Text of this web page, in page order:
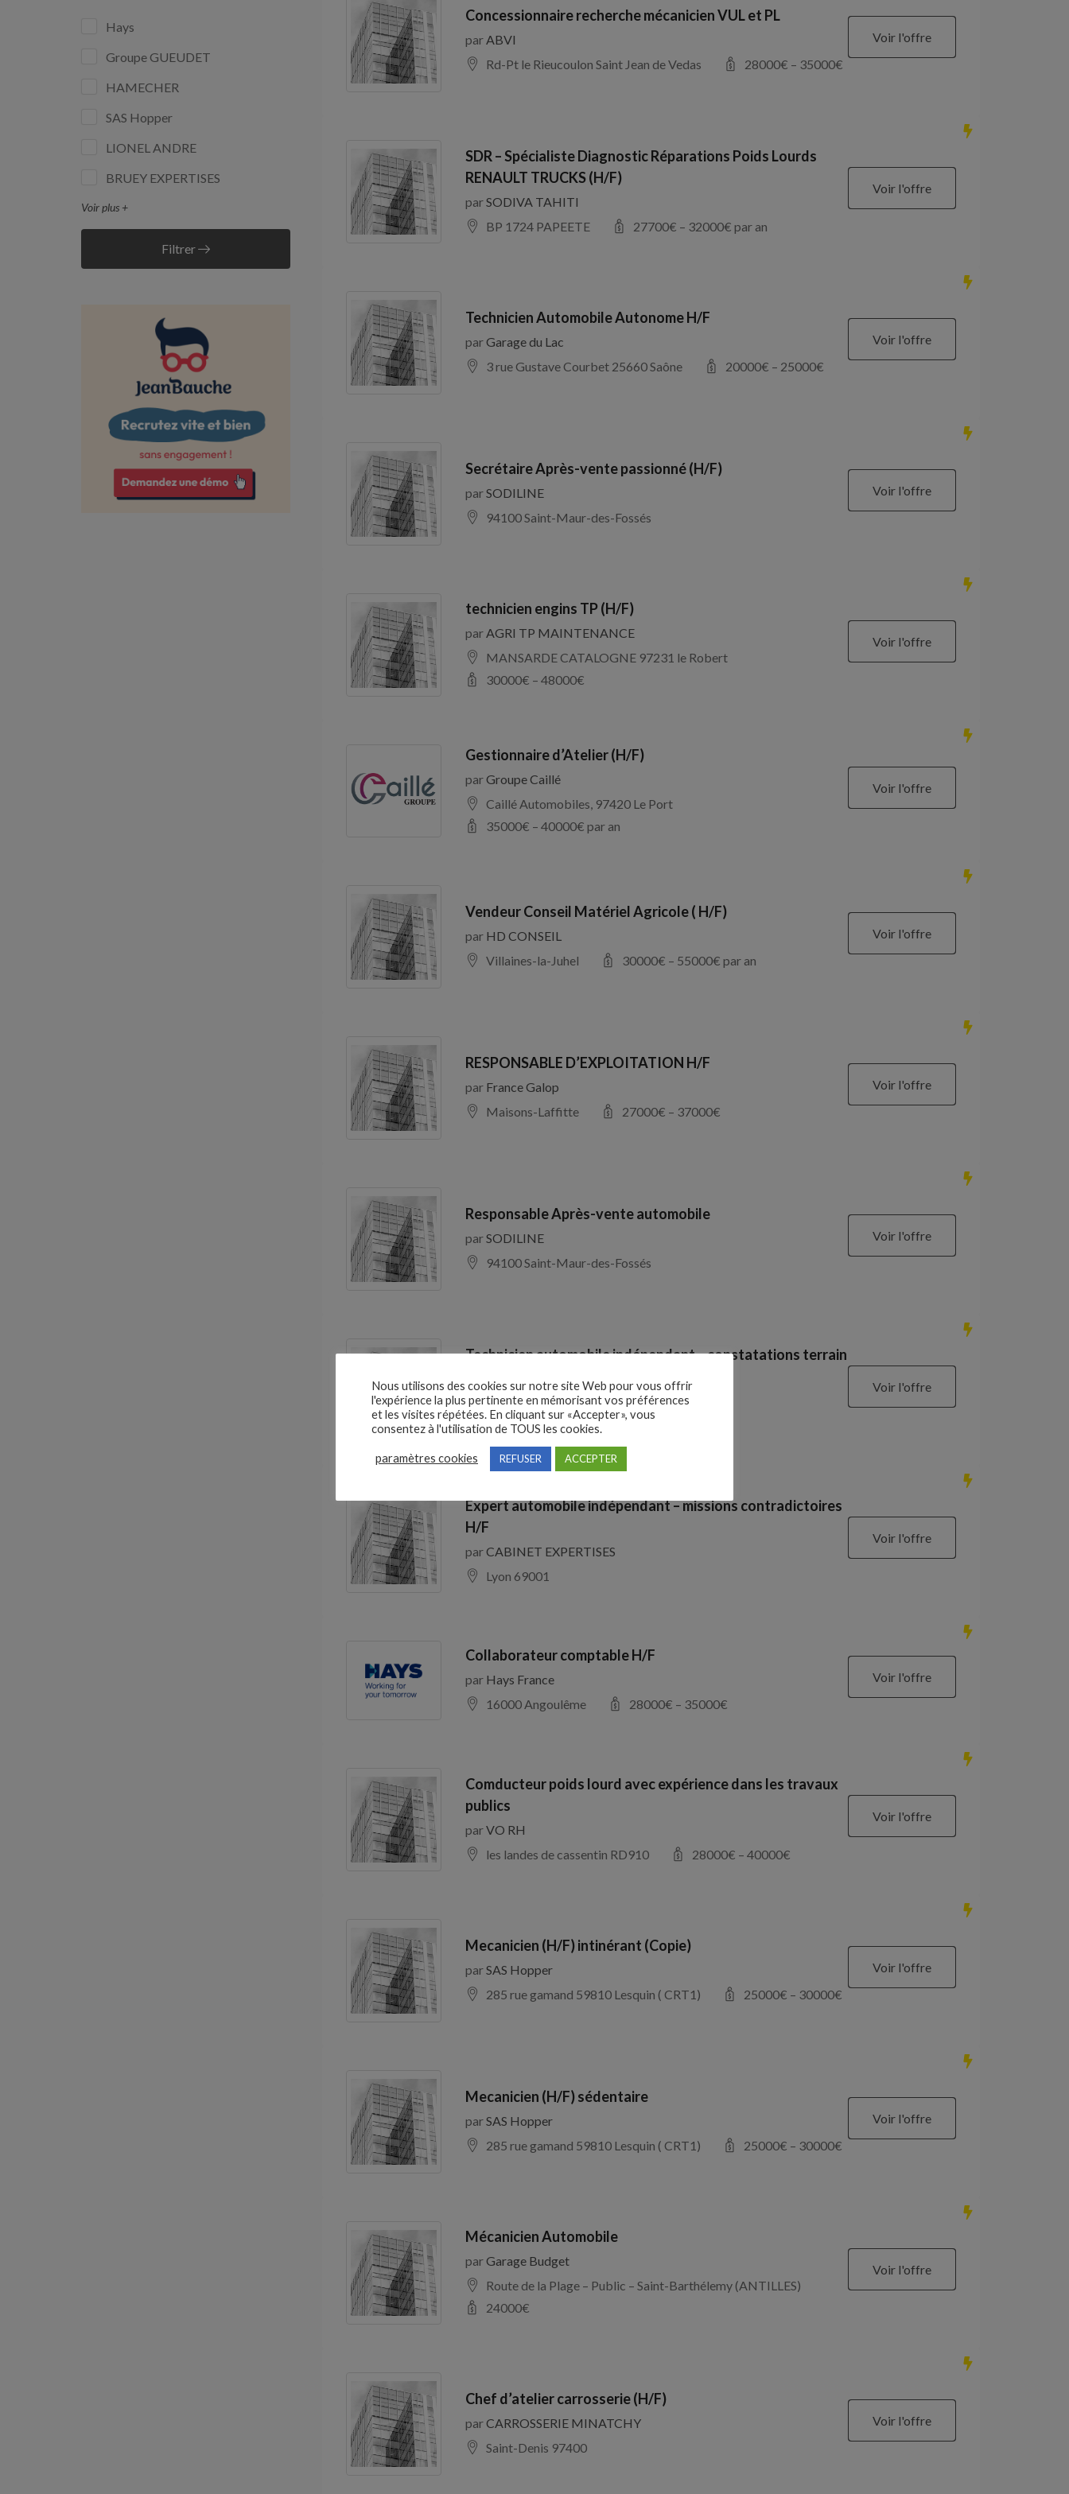
Hays
Groupe GUEUDET
HAMECHER
SAS Hopper
LIONEL ANDRE
BRUEY EXPERTISES
Voir plus +
Filtrer
Concessionnaire recherche mécanicien VUL et PL
parABVI
Rd-Pt le Rieucoulon Saint Jean de Vedas
28000€ – 35000€
Voir l'offre
SDR – Spécialiste Diagnostic Réparations Poids Lourds
RENAULT TRUCKS (H/F)
par SODIVA TAHITI
BP 1724 PAPEETE
27700€ – 32000€ par an
Voir l'offre
Technicien Automobile Autonome H/F
parGarage du Lac
3 rue Gustave Courbet 25660 Saône
20000€ – 25000€
Voir l'offre
Secrétaire Après-vente passionné (H/F)
parSODILINE
94100 Saint-Maur-des-Fossés
Voir l'offre
technicien engins TP (H/F)
parAGRI TP MAINTENANCE
MANSARDE CATALOGNE 97231 le Robert
30000€ – 48000€
Voir l'offre
Gestionnaire d’Atelier (H/F)
parGroupe Caillé
Caillé Automobiles, 97420 Le Port
35000€ – 40000€ par an
Voir l'offre
Vendeur Conseil Matériel Agricole ( H/F)
par HD CONSEIL
Villaines-la-Juhel
30000€ – 55000€ par an
Voir l'offre
RESPONSABLE D’EXPLOITATION H/F
par France Galop
Maisons-Laffitte
27000€ – 37000€
Voir l'offre
Responsable Après-vente automobile
parSODILINE
94100 Saint-Maur-des-Fossés
Voir l'offre
Technicien automobile indépendant – constatations terrain
parCABINET EXPERTISES
Lyon 69001
Voir l'offre
Expert automobile indépendant – missions contradictoires
H/F
parCABINET EXPERTISES
Lyon 69001
Voir l'offre
Collaborateur comptable H/F
par Hays France
16000 Angoulême
28000€ – 35000€
Voir l'offre
Comducteur poids lourd avec expérience dans les travaux
publics
parVO RH
les landes de cassentin RD910
28000€ – 40000€
Voir l'offre
Mecanicien (H/F) intinérant (Copie)
parSAS Hopper
285 rue gamand 59810 Lesquin ( CRT1)
25000€ – 30000€
Voir l'offre
Mecanicien (H/F) sédentaire
parSAS Hopper
285 rue gamand 59810 Lesquin ( CRT1)
25000€ – 30000€
Voir l'offre
Mécanicien Automobile
parGarage Budget
Route de la Plage – Public – Saint-Barthélemy (ANTILLES)
24000€
Voir l'offre
Chef d’atelier carrosserie (H/F)
parCARROSSERIE MINATCHY
Saint-Denis 97400
Voir l'offre
Nous utilisons des cookies sur notre site Web pour vous offrir
l'expérience la plus pertinente en mémorisant vos préférences
et les visites répétées. En cliquant sur «Accepter», vous
consentez à l'utilisation de TOUS les cookies.
paramètres cookies REFUSER ACCEPTER